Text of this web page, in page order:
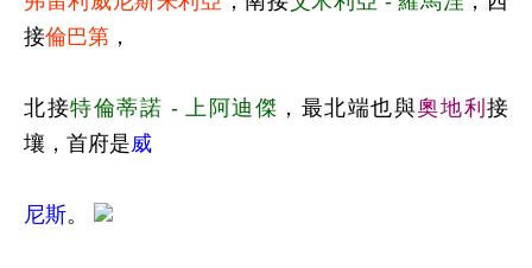
接倫巴第 ，
北接特倫蒂諾 - 上阿迪傑 ，最北端也與奧地利接
壤，首府是威
尼斯。